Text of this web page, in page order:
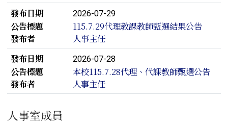
發布日期
2026-07-29
公告標題
115.7.29代理教課教師甄選結果公告
發布者
人事主任
發布日期
2026-07-28
公告標題
本校115.7.28代理、代課教師甄選公告
發布者
人事主任
人事室成員